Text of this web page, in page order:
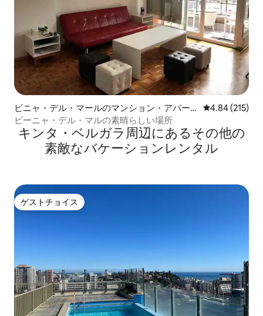
ビニャ・デル・マールのマンション・アパー
ト
レビュー215
4.84 (215)
ビーニャ・デル・マルの素晴らしい場所
キンタ・ベルガラ⁠周⁠辺⁠に⁠あ⁠るそ⁠の⁠他⁠の
素⁠敵⁠なバ⁠ケ⁠ー⁠シ⁠ョ⁠ン⁠レ⁠ン⁠タ⁠ル
ゲストチョイス
ゲストチョイス